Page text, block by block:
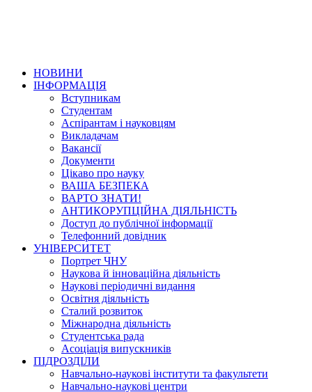
НОВИНИ
ІНФОРМАЦІЯ
Вступникам
Студентам
Аспірантам і науковцям
Викладачам
Вакансії
Документи
Цікаво про науку
ВАША БЕЗПЕКА
ВАРТО ЗНАТИ!
АНТИКОРУПЦІЙНА ДІЯЛЬНІСТЬ
Доступ до публічної інформації
Телефонний довідник
УНІВЕРСИТЕТ
Портрет ЧНУ
Наукова й інноваційна діяльність
Наукові періодичні видання
Освітня діяльність
Сталий розвиток
Міжнародна діяльність
Студентська рада
Асоціація випускників
ПІДРОЗДІЛИ
Навчально-наукові інститути та факультети
Навчально-наукові центри